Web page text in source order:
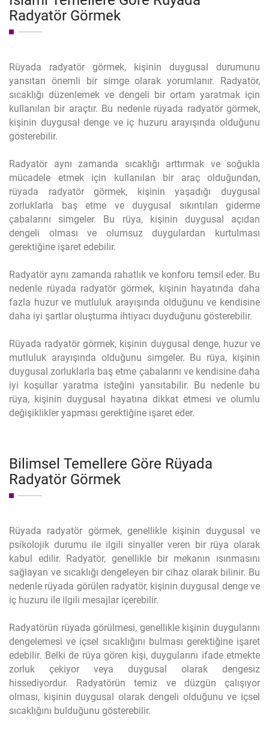
Radyatör Görmek
Rüyada radyatör görmek, kişinin duygusal durumunu
yansıtan önemli bir simge olarak yorumlanır. Radyatör,
sıcaklığı düzenlemek ve dengeli bir ortam yaratmak için
kullanılan bir araçtır. Bu nedenle rüyada radyatör görmek,
kişinin duygusal denge ve iç huzuru arayışında olduğunu
gösterebilir.
Radyatör aynı zamanda sıcaklığı arttırmak ve soğukla
mücadele etmek için kullanılan bir araç olduğundan,
rüyada radyatör görmek, kişinin yaşadığı duygusal
zorluklarla baş etme ve duygusal sıkıntıları giderme
çabalarını simgeler. Bu rüya, kişinin duygusal açıdan
dengeli olması ve olumsuz duygulardan kurtulması
gerektiğine işaret edebilir.
Radyatör aynı zamanda rahatlık ve konforu temsil eder. Bu
nedenle rüyada radyatör görmek, kişinin hayatında daha
fazla huzur ve mutluluk arayışında olduğunu ve kendisine
daha iyi şartlar oluşturma ihtiyacı duyduğunu gösterebilir.
Rüyada radyatör görmek, kişinin duygusal denge, huzur ve
mutluluk arayışında olduğunu simgeler. Bu rüya, kişinin
duygusal zorluklarla baş etme çabalarını ve kendisine daha
iyi koşullar yaratma isteğini yansıtabilir. Bu nedenle bu
rüya, kişinin duygusal hayatına dikkat etmesi ve olumlu
değişiklikler yapması gerektiğine işaret eder.
Bilimsel Temellere Göre Rüyada
Radyatör Görmek
Rüyada radyatör görmek, genellikle kişinin duygusal ve
psikolojik durumu ile ilgili sinyaller veren bir rüya olarak
kabul edilir. Radyatör, genellikle bir mekanın ısınmasını
sağlayan ve sıcaklığı dengeleyen bir cihaz olarak bilinir. Bu
nedenle rüyada görülen radyatör, kişinin duygusal denge ve
iç huzuru ile ilgili mesajlar içerebilir.
Radyatörün rüyada görülmesi, genellikle kişinin duygularını
dengelemesi ve içsel sıcaklığını bulması gerektiğine işaret
edebilir. Belki de rüya gören kişi, duygularını ifade etmekte
zorluk çekiyor veya duygusal olarak dengesiz
hissediyordur. Radyatörün temiz ve düzgün çalışıyor
olması, kişinin duygusal olarak dengeli olduğunu ve içsel
sıcaklığını bulduğunu gösterebilir.